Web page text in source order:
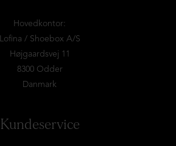
Hovedkontor:
Lofina / Shoebox A/S
Højgaardsvej 11
8300 Odder
Danmark
Kundeservice